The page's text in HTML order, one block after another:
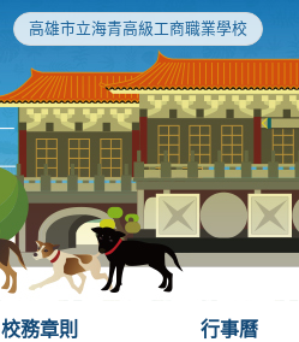
高雄市立海青高級工商職業學校
校務章則 行事曆